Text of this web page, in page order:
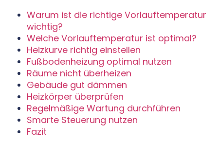
Warum ist die richtige Vorlauftemperatur
wichtig?
Welche Vorlauftemperatur ist optimal?
Heizkurve richtig einstellen
Fußbodenheizung optimal nutzen
Räume nicht überheizen
Gebäude gut dämmen
Heizkörper überprüfen
Regelmäßige Wartung durchführen
Smarte Steuerung nutzen
Fazit